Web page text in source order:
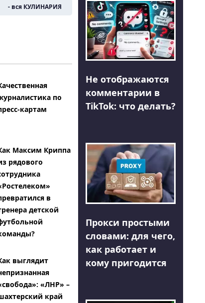
- вся КУЛИНАРИЯ
по
картам
Максим Криппа
рядового
в
детской
выглядит
«ЛНР» –
край
Не отображаются
комментарии в
TikTok: что делать?
Прокси простыми
словами: для чего,
как работает и
кому пригодится